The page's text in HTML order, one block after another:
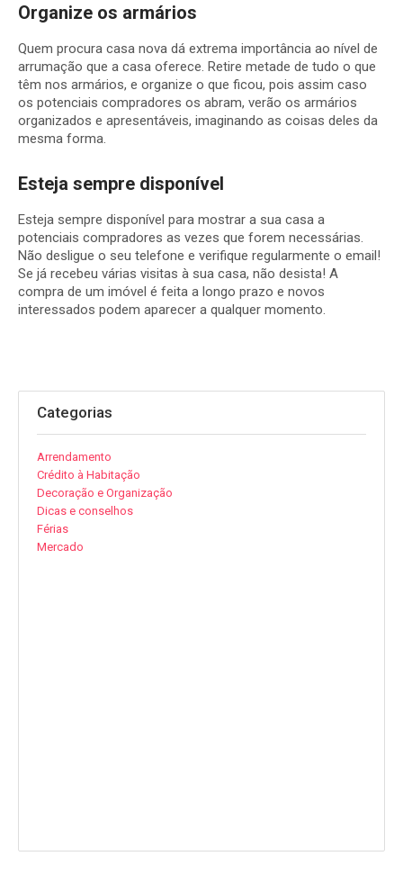
Organize os armários
Quem procura casa nova dá extrema importância ao nível de
arrumação que a casa oferece. Retire metade de tudo o que
têm nos armários, e organize o que ficou, pois assim caso
os potenciais compradores os abram, verão os armários
organizados e apresentáveis, imaginando as coisas deles da
mesma forma.
Esteja sempre disponível
Esteja sempre disponível para mostrar a sua casa a
potenciais compradores as vezes que forem necessárias.
Não desligue o seu telefone e verifique regularmente o email!
Se já recebeu várias visitas à sua casa, não desista! A
compra de um imóvel é feita a longo prazo e novos
interessados podem aparecer a qualquer momento.
Categorias
Arrendamento
Crédito à Habitação
Decoração e Organização
Dicas e conselhos
Férias
Mercado